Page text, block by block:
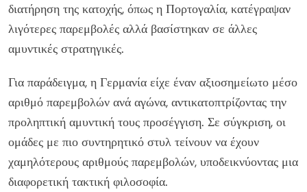
διατήρηση της κατοχής, όπως η Πορτογαλία, κατέγραψαν
λιγότερες παρεμβολές αλλά βασίστηκαν σε άλλες
αμυντικές στρατηγικές.
Για παράδειγμα, η Γερμανία είχε έναν αξιοσημείωτο μέσο
αριθμό παρεμβολών ανά αγώνα, αντικατοπτρίζοντας την
προληπτική αμυντική τους προσέγγιση. Σε σύγκριση, οι
ομάδες με πιο συντηρητικό στυλ τείνουν να έχουν
χαμηλότερους αριθμούς παρεμβολών, υποδεικνύοντας μια
διαφορετική τακτική φιλοσοφία.